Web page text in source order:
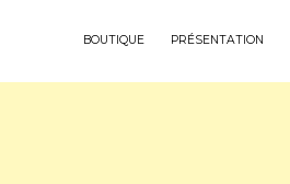
BOUTIQUE PRÉSENTATION